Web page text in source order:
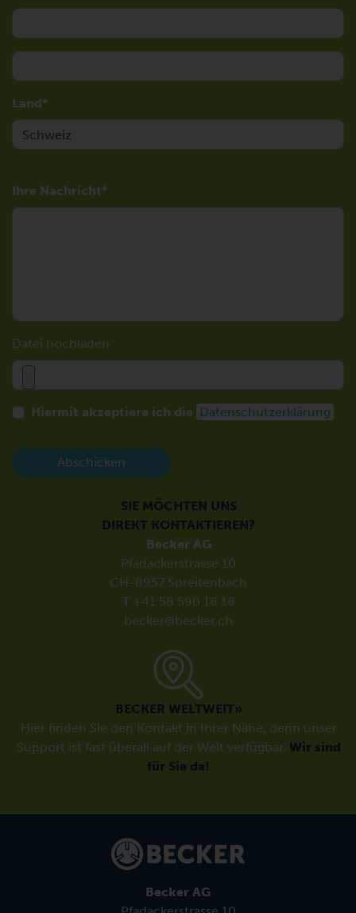
Land
Ihre Nachricht
Datei hochladen
Hiermit akzeptiere ich die Datenschutzerklärung
Abschicken
SIE MÖCHTEN UNS
DIREKT KONTAKTIEREN?
Becker AG
Pfadackerstrasse 10
CH-8957 Spreitenbach
T +41 58 590 18 18
becker@becker.ch
BECKER WELTWEIT»
Hier finden Sie den Kontakt in Ihrer Nähe, denn unser
Support ist fast überall auf der Welt verfügbar. Wir sind
für Sie da!
Becker AG